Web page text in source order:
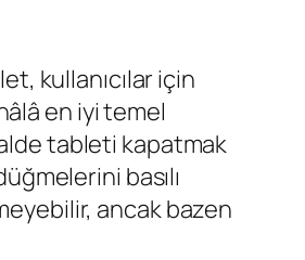
kullanıcılar için
en iyi temel
tableti kapatmak
basılı
ancak bazen